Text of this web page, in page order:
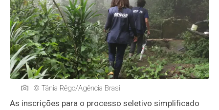
© Tânia Rêgo/Agência Brasil
As inscrições para o processo seletivo simplificado